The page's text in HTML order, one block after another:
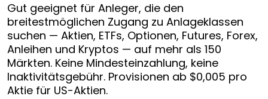
Gut geeignet für Anleger, die den
breitestmöglichen Zugang zu Anlageklassen
suchen — Aktien, ETFs, Optionen, Futures, Forex,
Anleihen und Kryptos — auf mehr als 150
Märkten. Keine Mindesteinzahlung, keine
Inaktivitätsgebühr. Provisionen ab $0,005 pro
Aktie für US-Aktien.